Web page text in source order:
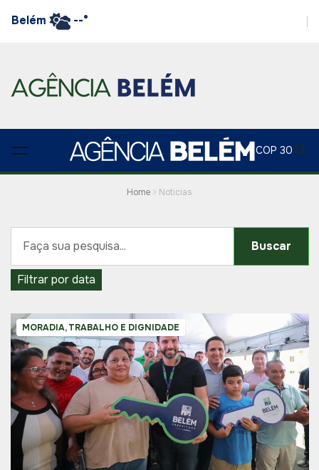
Belém --°
COP 30
Home Noticias
Buscar
Filtrar por data
MORADIA, TRABALHO E DIGNIDADE